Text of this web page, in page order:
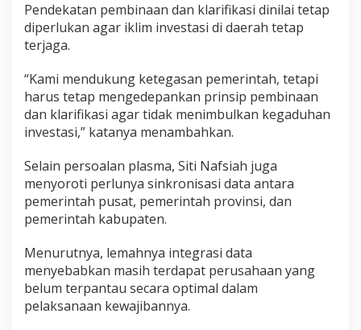
Pendekatan pembinaan dan klarifikasi dinilai tetap
diperlukan agar iklim investasi di daerah tetap
terjaga.
“Kami mendukung ketegasan pemerintah, tetapi
harus tetap mengedepankan prinsip pembinaan
dan klarifikasi agar tidak menimbulkan kegaduhan
investasi,” katanya menambahkan.
Selain persoalan plasma, Siti Nafsiah juga
menyoroti perlunya sinkronisasi data antara
pemerintah pusat, pemerintah provinsi, dan
pemerintah kabupaten.
Menurutnya, lemahnya integrasi data
menyebabkan masih terdapat perusahaan yang
belum terpantau secara optimal dalam
pelaksanaan kewajibannya.